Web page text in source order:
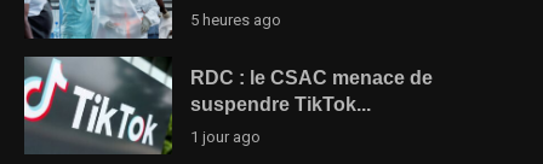
5 heures ago
RDC : le CSAC menace de
suspendre TikTok...
1 jour ago